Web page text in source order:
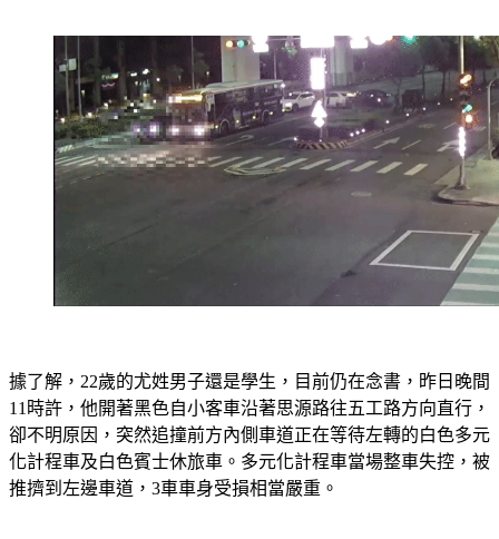
據了解，22歲的尤姓男子還是學生，目前仍在念書，昨日晚間
11時許，他開著黑色自小客車沿著思源路往五工路方向直行，
卻不明原因，突然追撞前方內側車道正在等待左轉的白色多元
化計程車及白色賓士休旅車。多元化計程車當場整車失控，被
推擠到左邊車道，3車車身受損相當嚴重。